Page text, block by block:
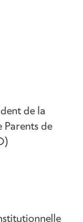
de la
Parents de